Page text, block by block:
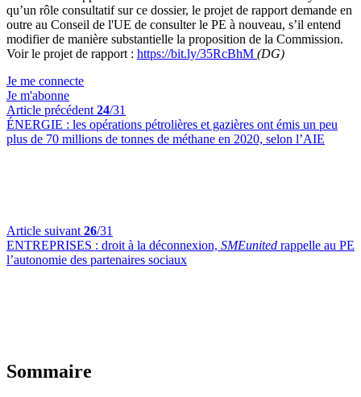
qu’un rôle consultatif sur ce dossier, le projet de rapport demande en
outre au Conseil de l'UE de consulter le PE à nouveau, s’il entend
modifier de manière substantielle la proposition de la Commission.
Voir le projet de rapport : https://bit.ly/35RcBhM (DG)
Je me connecte
Je m'abonne
Article précédent 24/31
ÉNERGIE : les opérations pétrolières et gazières ont émis un peu
plus de 70 millions de tonnes de méthane en 2020, selon l’AIE
Article suivant 26/31
ENTREPRISES : droit à la déconnexion, SMEunited rappelle au PE
l’autonomie des partenaires sociaux
Sommaire